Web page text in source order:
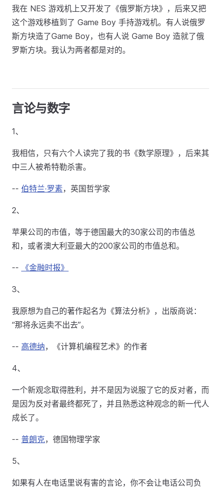
我在 NES 游戏机上又开发了《俄罗斯方块》，后来又把
这个游戏移植到了 Game Boy 手持游戏机。有人说俄罗
斯方块造了Game Boy，也有人说 Game Boy 造就了俄
罗斯方块。我认为两者都是对的。
言论与数字
1、
我相信，只有六个人读完了我的书《数学原理》，后来其
中三人被希特勒杀害。
-- 伯特兰·罗素，英国哲学家
2、
苹果公司的市值，等于德国最大的30家公司的市值总
和，或者澳大利亚最大的200家公司的市值总和。
-- 《金融时报》
3、
我原想为自己的著作起名为《算法分析》，出版商说：
“那将永远卖不出去”。
-- 高德纳，《计算机编程艺术》的作者
4、
一个新观念取得胜利，并不是因为说服了它的反对者，而
是因为反对者最终都死了，并且熟悉这种观念的新一代人
成长了。
-- 普朗克，德国物理学家
5、
如果有人在电话里说有害的言论，你不会让电话公司负